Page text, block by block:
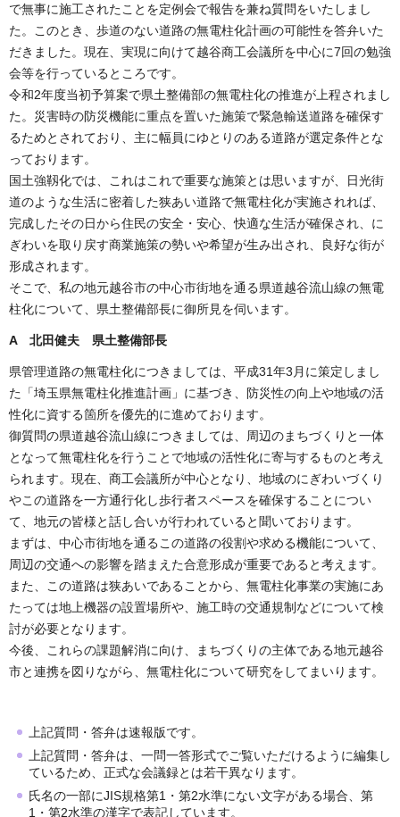
で無事に施工されたことを定例会で報告を兼ね質問をいたしまし
た。このとき、歩道のない道路の無電柱化計画の可能性を答弁いた
だきました。現在、実現に向けて越谷商工会議所を中心に7回の勉強
会等を行っているところです。
令和2年度当初予算案で県土整備部の無電柱化の推進が上程されまし
た。災害時の防災機能に重点を置いた施策で緊急輸送道路を確保す
るためとされており、主に幅員にゆとりのある道路が選定条件とな
っております。
国土強靱化では、これはこれで重要な施策とは思いますが、日光街
道のような生活に密着した狭あい道路で無電柱化が実施されれば、
完成したその日から住民の安全・安心、快適な生活が確保され、に
ぎわいを取り戻す商業施策の勢いや希望が生み出され、良好な街が
形成されます。
そこで、私の地元越谷市の中心市街地を通る県道越谷流山線の無電
柱化について、県土整備部長に御所見を伺います。
A 北田健夫 県土整備部長
県管理道路の無電柱化につきましては、平成31年3月に策定しまし
た「埼玉県無電柱化推進計画」に基づき、防災性の向上や地域の活
性化に資する箇所を優先的に進めております。
御質問の県道越谷流山線につきましては、周辺のまちづくりと一体
となって無電柱化を行うことで地域の活性化に寄与するものと考え
られます。現在、商工会議所が中心となり、地域のにぎわいづくり
やこの道路を一方通行化し歩行者スペースを確保することについ
て、地元の皆様と話し合いが行われていると聞いております。
まずは、中心市街地を通るこの道路の役割や求める機能について、
周辺の交通への影響を踏まえた合意形成が重要であると考えます。
また、この道路は狭あいであることから、無電柱化事業の実施にあ
たっては地上機器の設置場所や、施工時の交通規制などについて検
討が必要となります。
今後、これらの課題解消に向け、まちづくりの主体である地元越谷
市と連携を図りながら、無電柱化について研究をしてまいります。
上記質問・答弁は速報版です。
上記質問・答弁は、一問一答形式でご覧いただけるように編集し
ているため、正式な会議録とは若干異なります。
氏名の一部にJIS規格第1・第2水準にない文字がある場合、第
1・第2水準の漢字で表記しています。